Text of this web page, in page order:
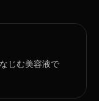
じむ美容液で